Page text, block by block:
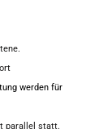
werden für
parallel statt.